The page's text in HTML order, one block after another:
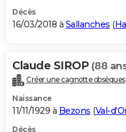
Décès
16/03/2018 à Sallanches (
Claude SIROP (88
Créer une cagnotte obsèques
Naissance
11/11/1929 à Bezons (Val-
Décès